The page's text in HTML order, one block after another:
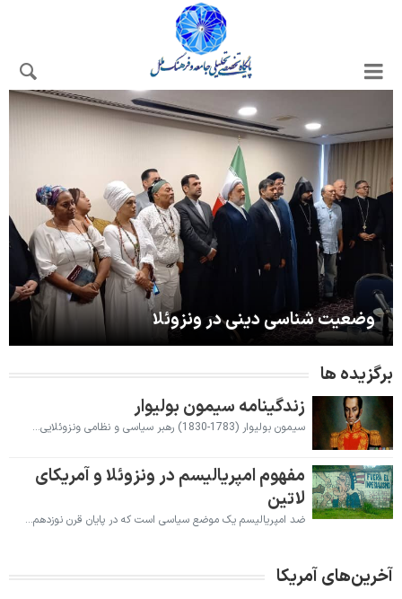
وضعیت شناسی دینی در ونزوئلا
برگزیده ها
زندگینامه سیمون بولیوار
​سیمون بولیوار (1783-1830) رهبر سیاسی و نظامی ونزوئلایی…
مفهوم امپریالیسم در ونزوئلا و آمریکای
لاتین
ضد امپریالیسم یک موضع سیاسی است که در پایان قرن نوزدهم…
آخرین‌های آمریکا